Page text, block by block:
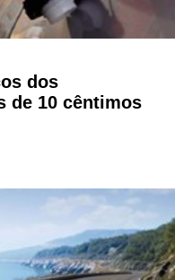
dos
de 10 cêntimos